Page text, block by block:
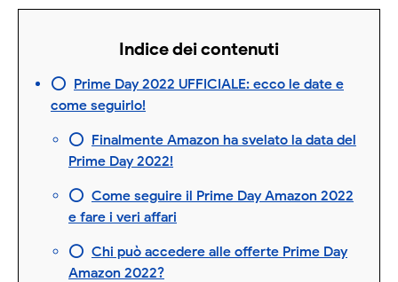
Indice dei contenuti
Prime Day 2022 UFFICIALE: ecco le date e
come seguirlo!
Finalmente Amazon ha svelato la data del
Prime Day 2022!
Come seguire il Prime Day Amazon 2022
e fare i veri affari
Chi può accedere alle offerte Prime Day
Amazon 2022?